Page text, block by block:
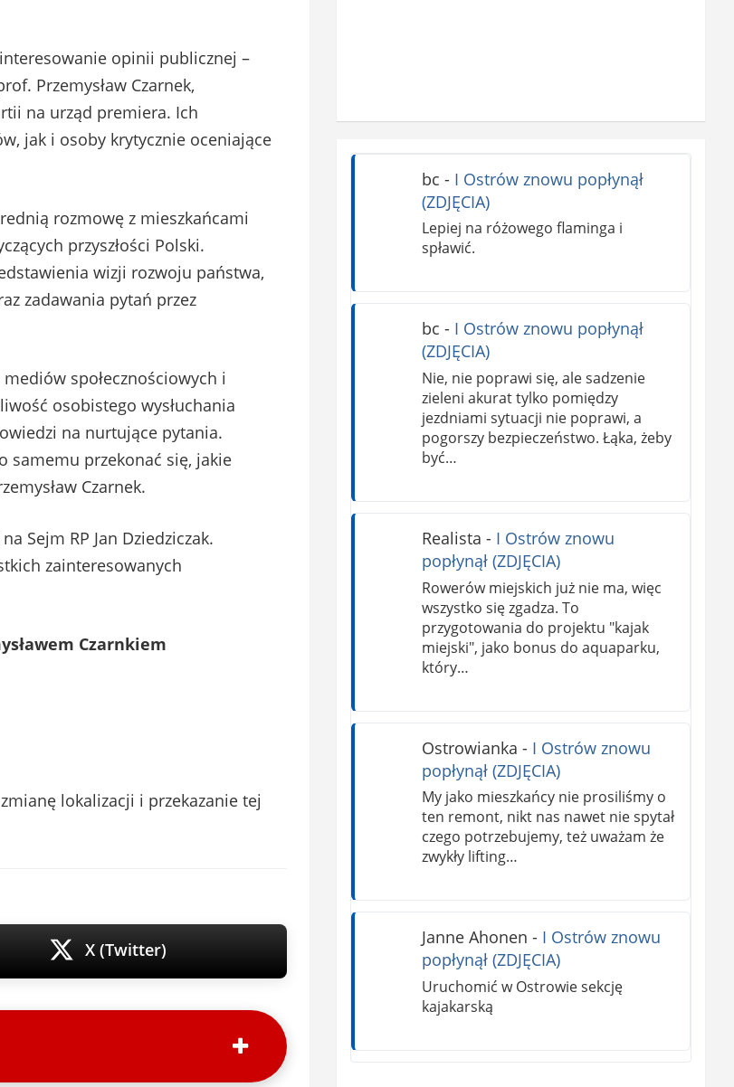
opinii publicznej –
Przemysław Czarnek,
na urząd premiera. Ich
jak i osoby krytycznie oceniające
rozmowę z mieszkańcami
przyszłości Polski.
wizji rozwoju państwa,
zadawania pytań przez
społecznościowych i
osobistego wysłuchania
na nurtujące pytania.
samemu przekonać się, jakie
Czarnek.
Sejm RP Jan Dziedziczak.
zainteresowanych
Czarnkiem
lokalizacji i przekazanie tej
X (Twitter)
bc - I Ostrów znowu popłynął
(ZDJĘCIA)
Lepiej na różowego flaminga i
spławić.
bc - I Ostrów znowu popłynął
(ZDJĘCIA)
Nie, nie poprawi się, ale sadzenie
zieleni akurat tylko pomiędzy
jezdniami sytuacji nie poprawi, a
pogorszy bezpieczeństwo. Łąka, żeby
być…
Realista - I Ostrów znowu
popłynął (ZDJĘCIA)
Rowerów miejskich już nie ma, więc
wszystko się zgadza. To
przygotowania do projektu "kajak
miejski", jako bonus do aquaparku,
który…
Ostrowianka - I Ostrów znowu
popłynął (ZDJĘCIA)
My jako mieszkańcy nie prosiliśmy o
ten remont, nikt nas nawet nie spytał
czego potrzebujemy, też uważam że
zwykły lifting…
Janne Ahonen - I Ostrów znowu
popłynął (ZDJĘCIA)
Uruchomić w Ostrowie sekcję
kajakarską